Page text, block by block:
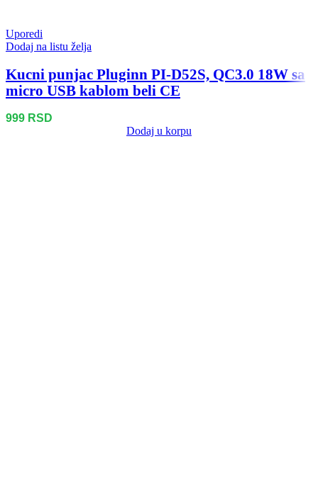
Uporedi
Dodaj na listu želja
Kucni punjac Pluginn PI-D52S, QC3.0 18W sa
micro USB kablom beli CE
999 RSD
Dodaj u korpu